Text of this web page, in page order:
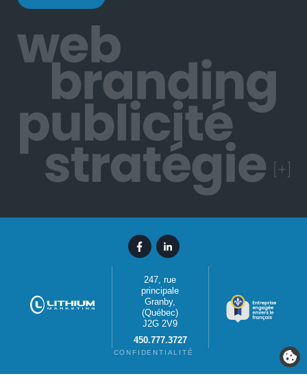
247, rue
principale
Granby,
(Québec)
J2G 2V9
450.777.3727
CONFIDENTIALITÉ